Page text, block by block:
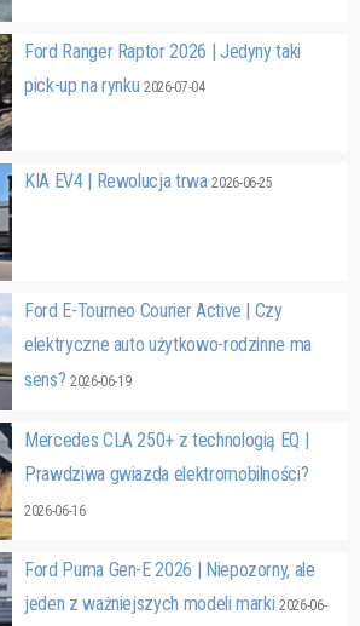
Ford Ranger Raptor 2026 | Jedyny taki
pick-up na rynku2026-07-04
KIA EV4 | Rewolucja trwa2026-06-25
Ford E-Tourneo Courier Active | Czy
elektryczne auto użytkowo-rodzinne ma
sens? 2026-06-19
Mercedes CLA 250+ z technologią EQ |
Prawdziwa gwiazda elektromobilności?
2026-06-16
Ford Puma Gen-E 2026 | Niepozorny, ale
jeden z ważniejszych modeli marki2026-06-